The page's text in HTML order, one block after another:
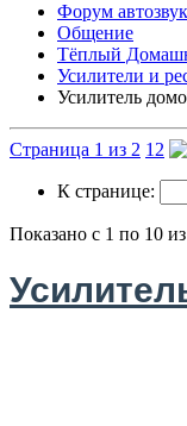
Форум
Общение
Тёплый
Усилители и
Усилитель
Страница 1 из 2 1 2
К странице:
Показано с 1 по 10